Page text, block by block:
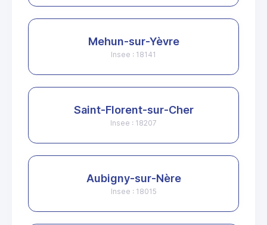
Mehun-sur-Yèvre
Insee : 18141
Saint-Florent-sur-Cher
Insee : 18207
Aubigny-sur-Nère
Insee : 18015